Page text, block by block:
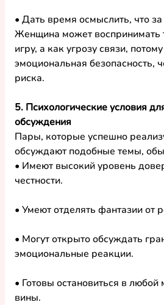
• Дать время осмыслить, что за
Женщина может воспринимать
игру, а как угрозу связи,
эмоциональная безопасность,
риска.
5. Психологические условия
обсуждения
Пары, которые успешно
обсуждают подобные темы,
• Имеют высокий уровень
честности.
• Умеют отделять фантазии от
• Могут открыто обсуждать
эмоциональные реакции.
• Готовы остановиться в любой
вины.